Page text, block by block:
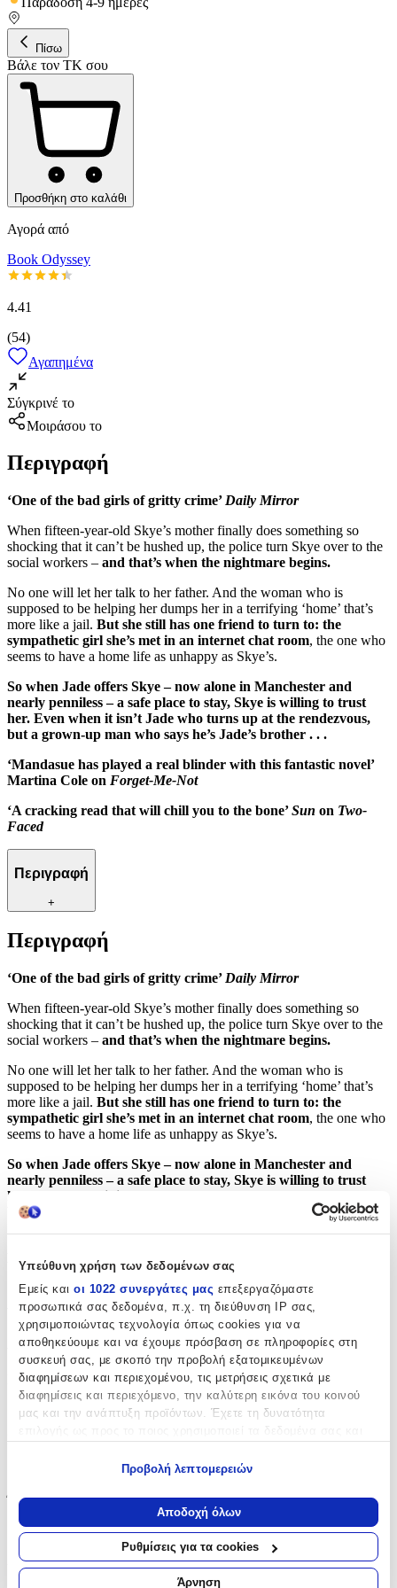
Υπεύθυνη χρήση των δεδομένων σας
Εμείς και οι 1022 συνεργάτες μας επεξεργαζόμαστε
προσωπικά σας δεδομένα, π.χ. τη διεύθυνση IP σας,
χρησιμοποιώντας τεχνολογία όπως cookies για να
αποθηκεύουμε και να έχουμε πρόσβαση σε πληροφορίες στη
συσκευή σας, με σκοπό την προβολή εξατομικευμένων
διαφημίσεων και περιεχομένου, τις μετρήσεις σχετικά με
διαφημίσεις και περιεχόμενο, την καλύτερη εικόνα του κοινού
μας και την ανάπτυξη προϊόντων. Έχετε τη δυνατότητα
Να συλλέξουμε πληροφορίες σχετικά με τη γεωγραφική
σας τοποθεσία, οι οποίες μπορεί να είναι ακριβείς σε
απόσταση μερικών μέτρων
Να αναγνωρίσουμε τη συσκευή σας σαρώνοντας ενεργά
για συγκεκριμένα χαρακτηριστικά (δακτυλικό αποτύπωμα)
Προβολή λεπτομερειών
Αποδοχή όλων
Ρυθμίσεις για τα cookies
Άρνηση
Πίσω
Βάλε τον ΤΚ σου
Προσθήκη στο καλάθι
Αγορά από
Book Odyssey
4.41
(54)
Αγαπημένα
Σύγκρινέ το
Μοιράσου το
Περιγραφή
‘One of the bad girls of gritty crime’ Daily Mirror
When fifteen-year-old Skye’s mother finally does something so
shocking that it can’t be hushed up, the police turn Skye over to the
social workers – and that’s when the nightmare begins.
No one will let her talk to her father. And the woman who is
supposed to be helping her dumps her in a terrifying ‘home’ that’s
more like a jail. But she still has one friend to turn to: the
sympathetic girl she’s met in an internet chat room, the one who
seems to have a home life as unhappy as Skye’s.
So when Jade offers Skye – now alone in Manchester and
nearly penniless – a safe place to stay, Skye is willing to trust
her. Even when it isn’t Jade who turns up at the rendezvous,
but a grown-up man who says he’s Jade’s brother . . .
‘Mandasue has played a real blinder with this fantastic novel’
Martina Cole on Forget-Me-Not
‘A cracking read that will chill you to the bone’Sun on Two-
Faced
Περιγραφή
+
Περιγραφή
‘One of the bad girls of gritty crime’ Daily Mirror
When fifteen-year-old Skye’s mother finally does something so
shocking that it can’t be hushed up, the police turn Skye over to the
social workers – and that’s when the nightmare begins.
No one will let her talk to her father. And the woman who is
supposed to be helping her dumps her in a terrifying ‘home’ that’s
more like a jail. But she still has one friend to turn to: the
sympathetic girl she’s met in an internet chat room, the one who
seems to have a home life as unhappy as Skye’s.
So when Jade offers Skye – now alone in Manchester and
nearly penniless – a safe place to stay, Skye is willing to trust
her. Even when it isn’t Jade who turns up at the rendezvous,
but a grown-up man who says he’s Jade’s brother . . .
Martina Cole on
Forget-Me-Not
‘A cracking read that will chill you to the bone’Sun
Faced
Χαρακτηριστικά
Συγγραφέας:
Mandasue Heller
Εκδότης:
Hodder Paperback
Έτος Έκδοσης:
1027
Αριθμός Σελίδων: